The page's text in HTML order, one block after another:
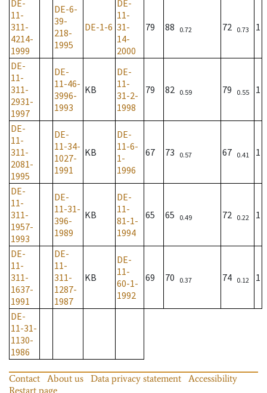
DE-
11-
311-
4214-
1999
DE-6-
39-
218-
1995
DE-1-6
DE-
11-
31-
14-
2000
79 88 0.72 72 0.73 1
DE-
11-
311-
2931-
1997
DE-
11-46-
3996-
1993
KB
DE-
11-
31-2-
1998
79 82 0.59 79 0.55 1
DE-
11-
311-
2081-
1995
DE-
11-34-
1027-
1991
KB
DE-
11-6-
1-
1996
67 73 0.57 67 0.41 1
DE-
11-
311-
1957-
1993
DE-
11-31-
396-
1989
KB
DE-
11-
81-1-
1994
65 65 0.49 72 0.22 1
DE-
11-
311-
1637-
1991
DE-
11-
311-
1287-
1987
KB
DE-
11-
60-1-
1992
69 70 0.37 74 0.12 1
DE-
11-31-
1130-
1986
Contact About us Data privacy statement
Accessibility
Restart page